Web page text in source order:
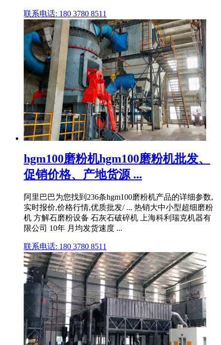
联系电话: 180 3780 8511
hgm100磨粉机hgm100磨粉机批发、
促销价格、产地货源 ...
阿里巴巴为您找到236条hgm100磨粉机产品的详细参数,
实时报价,价格行情,优质批发/ ... 热销大中小型超细磨粉
机 方解石磨粉设备 石灰石破碎机 上海科利瑞克机器有
限公司 10年 月均发货速度 ...
联系电话: 180 3780 8511